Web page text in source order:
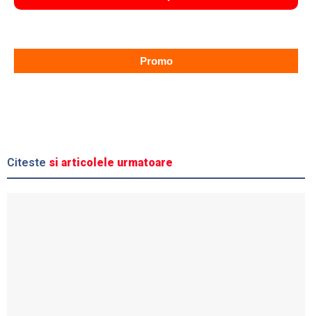
Promo
Citeste si articolele urmatoare